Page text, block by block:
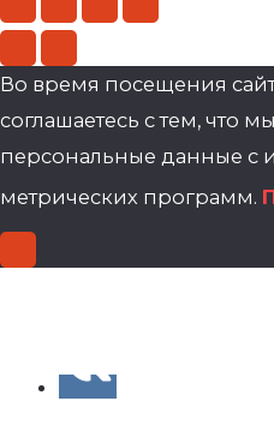
Во время посещения
соглашаетесь с тем, что
персональные данные с
метрических программ.